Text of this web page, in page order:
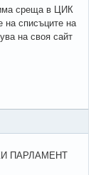
среща в ЦИК
на списъците на
на своя сайт
ПАРЛАМЕНТ